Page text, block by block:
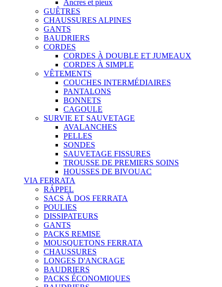
Ancres et pieux
GUÊTRES
CHAUSSURES ALPINES
GANTS
BAUDRIERS
CORDES
CORDES À DOUBLE ET JUMEAUX
CORDES À SIMPLE
VÊTEMENTS
COUCHES INTERMÉDIAIRES
PANTALONS
BONNETS
CAGOULE
SURVIE ET SAUVETAGE
AVALANCHES
PELLES
SONDES
SAUVETAGE FISSURES
TROUSSE DE PREMIERS SOINS
HOUSSES DE BIVOUAC
VIA FERRATA
RÁPPEL
SACS À DOS FERRATA
POULIES
DISSIPATEURS
GANTS
PACKS REMISE
MOUSQUETONS FERRATA
CHAUSSURES
LONGES D'ANCRAGE
BAUDRIERS
PACKS ÉCONOMIQUES